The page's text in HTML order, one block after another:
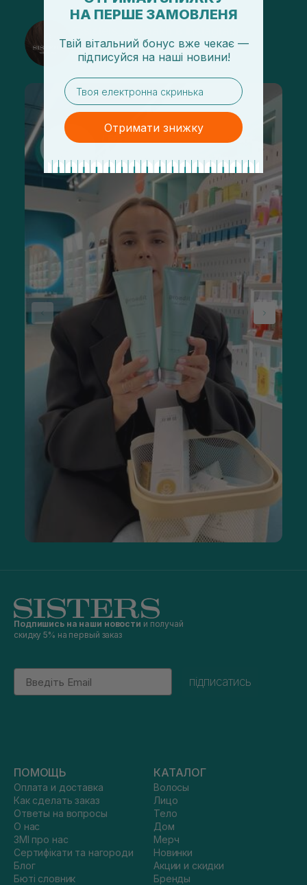
Подписаться
Подпишись на наши новости и получай
скидку 5% на первый заказ
Email
підписатись
ПОМОЩЬ
Оплата и доставка
Как сделать заказ
Ответы на вопросы
О нас
ЗМІ про нас
Сертифікати та нагороди
Блог
Бюті словник
КАТАЛОГ
Волосы
Лицо
Тело
Дом
Мерч
Новинки
Акции и скидки
Бренды
НА ПЕРШЕ ЗАМОВЛЕНЯ
Твій вітальний бонус вже чекає —
підписуйся на наші новини!
email
Отримати знижку